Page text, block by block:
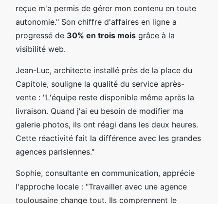
reçue m'a permis de gérer mon contenu en toute
autonomie." Son chiffre d'affaires en ligne a
progressé de 30% en trois mois grâce à la
visibilité web.
Jean-Luc, architecte installé près de la place du
Capitole, souligne la qualité du service après-
vente : "L'équipe reste disponible même après la
livraison. Quand j'ai eu besoin de modifier ma
galerie photos, ils ont réagi dans les deux heures.
Cette réactivité fait la différence avec les grandes
agences parisiennes."
Sophie, consultante en communication, apprécie
l'approche locale : "Travailler avec une agence
toulousaine change tout. Ils comprennent le